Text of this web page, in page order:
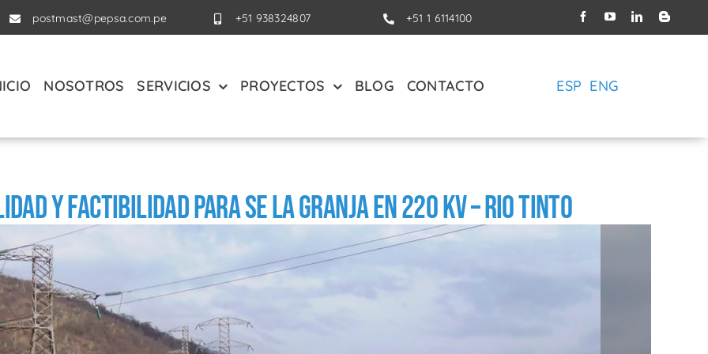
postmast@pepsa.com.pe +51 938324807 +51 1 6114100
NOSOTROS SERVICIOS PROYECTOS BLOG CONTACTO ESP ENG
y Factibilidad para SE La Granja en 220 kV – Rio tinto